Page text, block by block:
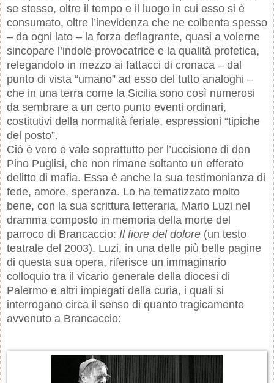
se stesso, oltre il tempo e il luogo in cui esso si è
consumato, oltre l’inevidenza che ne coibenta spesso
– da ogni lato – la forza deflagrante, quasi a volerne
sincopare l’indole provocatrice e la qualità profetica,
relegandolo in mezzo ai fattacci di cronaca – dal
punto di vista “umano” ad esso del tutto analoghi –
che in una terra come la Sicilia sono così numerosi
da sembrare a un certo punto eventi ordinari,
costitutivi della normalità feriale, espressioni “tipiche
del posto”.
Ciò è vero e vale soprattutto per l’uccisione di don
Pino Puglisi, che non rimane soltanto un efferato
delitto di mafia. Essa è anche la sua testimonianza di
fede, amore, speranza. Lo ha tematizzato molto
bene, con la sua scrittura letteraria, Mario Luzi nel
dramma composto in memoria della morte del
parroco di Brancaccio: Il fiore del dolore (un testo
teatrale del 2003). Luzi, in una delle più belle pagine
di questa sua opera, riferisce un immaginario
colloquio tra il vicario generale della diocesi di
Palermo e altri impiegati della curia, i quali si
interrogano circa il senso di quanto tragicamente
avvenuto a Brancaccio: